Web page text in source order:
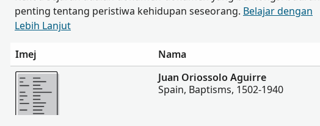
penting tentang peristiwa kehidupan seseorang. Belajar dengan
Lebih Lanjut
Imej Nama
Lebih
Juan Oriossolo Aguirre
Spain, Baptisms, 1502-1940